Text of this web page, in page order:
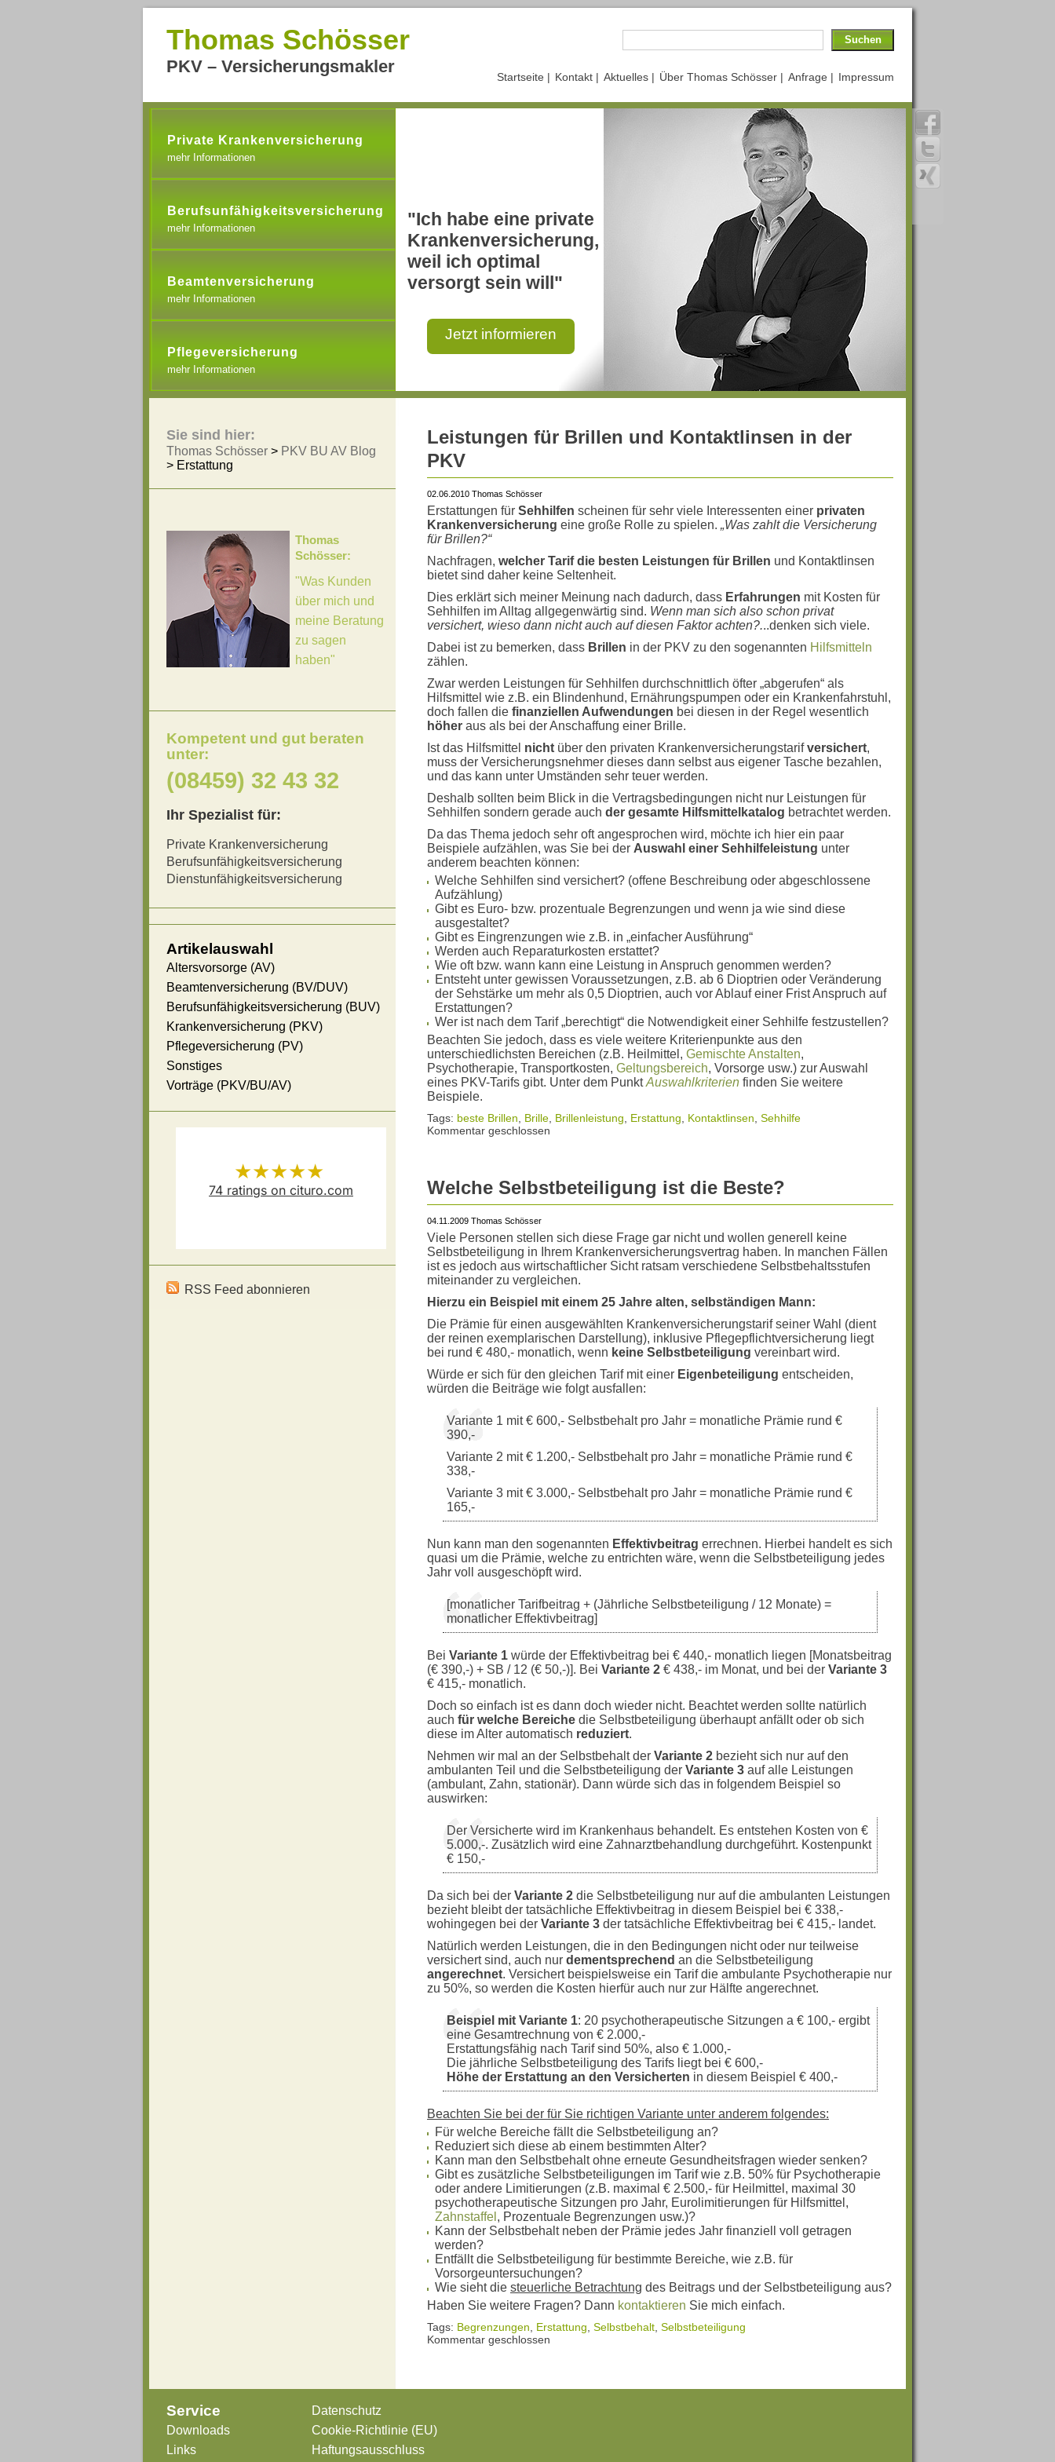
Thomas Schösser
PKV – Versicherungsmakler
Impressum
Anfrage |
Über Thomas Schösser |
Aktuelles |
Kontakt |
Startseite |
Private Krankenversicherung
mehr Informationen
Berufsunfähigkeitsversicherung
mehr Informationen
Beamtenversicherung
mehr Informationen
Pflegeversicherung
mehr Informationen
"Ich habe eine private
Krankenversicherung,
weil ich optimal
versorgt sein will"
Jetzt informieren
Leistungen für Brillen und Kontaktlinsen in der
PKV
02.06.2010 Thomas Schösser
Erstattungen für Sehhilfen scheinen für sehr viele Interessenten einer privaten
Krankenversicherung eine große Rolle zu spielen. „Was zahlt die Versicherung
für Brillen?“
Nachfragen, welcher Tarif die besten Leistungen für Brillen und Kontaktlinsen
bietet sind daher keine Seltenheit.
Dies erklärt sich meiner Meinung nach dadurch, dass Erfahrungen mit Kosten für
Sehhilfen im Alltag allgegenwärtig sind. Wenn man sich also schon privat
versichert, wieso dann nicht auch auf diesen Faktor achten?...denken sich viele.
Dabei ist zu bemerken, dass Brillen in der PKV zu den sogenannten Hilfsmitteln
zählen.
Zwar werden Leistungen für Sehhilfen durchschnittlich öfter „abgerufen“ als
Hilfsmittel wie z.B. ein Blindenhund, Ernährungspumpen oder ein Krankenfahrstuhl,
doch fallen die finanziellen Aufwendungen bei diesen in der Regel wesentlich
höher aus als bei der Anschaffung einer Brille.
Ist das Hilfsmittel nicht über den privaten Krankenversicherungstarifversichert,
muss der Versicherungsnehmer dieses dann selbst aus eigener Tasche bezahlen,
und das kann unter Umständen sehr teuer werden.
Deshalb sollten beim Blick in die Vertragsbedingungen nicht nur Leistungen für
Sehhilfen sondern gerade auch der gesamte Hilfsmittelkatalog betrachtet werden.
Da das Thema jedoch sehr oft angesprochen wird, möchte ich hier ein paar
Beispiele aufzählen, was Sie bei der Auswahl einer Sehhilfeleistung unter
anderem beachten können:
Welche Sehhilfen sind versichert? (offene Beschreibung oder abgeschlossene
Aufzählung)
Gibt es Euro- bzw. prozentuale Begrenzungen und wenn ja wie sind diese
ausgestaltet?
Gibt es Eingrenzungen wie z.B. in „einfacher Ausführung“
Werden auch Reparaturkosten erstattet?
Wie oft bzw. wann kann eine Leistung in Anspruch genommen werden?
Entsteht unter gewissen Voraussetzungen, z.B. ab 6 Dioptrien oder Veränderung
der Sehstärke um mehr als 0,5 Dioptrien, auch vor Ablauf einer Frist Anspruch auf
Erstattungen?
Wer ist nach dem Tarif „berechtigt“ die Notwendigkeit einer Sehhilfe festzustellen?
Beachten Sie jedoch, dass es viele weitere Kriterienpunkte aus den
unterschiedlichsten Bereichen (z.B. Heilmittel, Gemischte Anstalten,
Psychotherapie, Transportkosten, Geltungsbereich, Vorsorge usw.) zur Auswahl
eines PKV-Tarifs gibt. Unter dem PunktAuswahlkriterien finden Sie weitere
Beispiele.
Tags: beste Brillen Brille Brillenleistung Erstattung Kontaktlinsen Sehhilfe
Kommentar geschlossen
Welche Selbstbeteiligung ist die Beste?
04.11.2009 Thomas Schösser
Viele Personen stellen sich diese Frage gar nicht und wollen generell keine
Selbstbeteiligung in Ihrem Krankenversicherungsvertrag haben. In manchen Fällen
ist es jedoch aus wirtschaftlicher Sicht ratsam verschiedene Selbstbehaltsstufen
miteinander zu vergleichen.
Hierzu ein Beispiel mit einem 25 Jahre alten, selbständigen Mann:
Die Prämie für einen ausgewählten Krankenversicherungstarif seiner Wahl (dient
der reinen exemplarischen Darstellung), inklusive Pflegepflichtversicherung liegt
bei rund € 480,- monatlich, wenn keine Selbstbeteiligung vereinbart wird.
Würde er sich für den gleichen Tarif mit einer Eigenbeteiligung entscheiden,
würden die Beiträge wie folgt ausfallen:
Variante 1 mit € 600,- Selbstbehalt pro Jahr = monatliche Prämie rund €
390,-
Variante 2 mit € 1.200,- Selbstbehalt pro Jahr = monatliche Prämie rund €
338,-
Variante 3 mit € 3.000,- Selbstbehalt pro Jahr = monatliche Prämie rund €
165,-
Nun kann man den sogenannten Effektivbeitrag errechnen. Hierbei handelt es sich
quasi um die Prämie, welche zu entrichten wäre, wenn die Selbstbeteiligung jedes
Jahr voll ausgeschöpft wird.
[monatlicher Tarifbeitrag + (Jährliche Selbstbeteiligung / 12 Monate) =
monatlicher Effektivbeitrag]
Bei Variante 1 würde der Effektivbeitrag bei € 440,- monatlich liegen [Monatsbeitrag
(€ 390,-) + SB / 12 (€ 50,-)]. Bei Variante 2 € 438,- im Monat, und bei der Variante 3
€ 415,- monatlich.
Doch so einfach ist es dann doch wieder nicht. Beachtet werden sollte natürlich
auch für welche Bereiche die Selbstbeteiligung überhaupt anfällt oder ob sich
diese im Alter automatisch reduziert.
Nehmen wir mal an der Selbstbehalt der Variante 2 bezieht sich nur auf den
ambulanten Teil und die Selbstbeteiligung der Variante 3 auf alle Leistungen
(ambulant, Zahn, stationär). Dann würde sich das in folgendem Beispiel so
auswirken:
Der Versicherte wird im Krankenhaus behandelt. Es entstehen Kosten von €
5.000,-. Zusätzlich wird eine Zahnarztbehandlung durchgeführt. Kostenpunkt
€ 150,-
Da sich bei der Variante 2 die Selbstbeteiligung nur auf die ambulanten Leistungen
bezieht bleibt der tatsächliche Effektivbeitrag in diesem Beispiel bei € 338,-
wohingegen bei der Variante 3 der tatsächliche Effektivbeitrag bei € 415,- landet.
Natürlich werden Leistungen, die in den Bedingungen nicht oder nur teilweise
versichert sind, auch nur dementsprechend an die Selbstbeteiligung
angerechnet. Versichert beispielsweise ein Tarif die ambulante Psychotherapie nur
zu 50%, so werden die Kosten hierfür auch nur zur Hälfte angerechnet.
Beispiel mit Variante 1: 20 psychotherapeutische Sitzungen a € 100,- ergibt
eine Gesamtrechnung von € 2.000,-
Erstattungsfähig nach Tarif sind 50%, also € 1.000,-
Die jährliche Selbstbeteiligung des Tarifs liegt bei € 600,-
Höhe der Erstattung an den Versicherten in diesem Beispiel € 400,-
Beachten Sie bei der für Sie richtigen Variante unter anderem folgendes:
Für welche Bereiche fällt die Selbstbeteiligung an?
Reduziert sich diese ab einem bestimmten Alter?
Kann man den Selbstbehalt ohne erneute Gesundheitsfragen wieder senken?
Gibt es zusätzliche Selbstbeteiligungen im Tarif wie z.B. 50% für Psychotherapie
oder andere Limitierungen (z.B. maximal € 2.500,- für Heilmittel, maximal 30
psychotherapeutische Sitzungen pro Jahr, Eurolimitierungen für Hilfsmittel,
Zahnstaffel , Prozentuale Begrenzungen usw.)?
Kann der Selbstbehalt neben der Prämie jedes Jahr finanziell voll getragen
werden?
Entfällt die Selbstbeteiligung für bestimmte Bereiche, wie z.B. für
Vorsorgeuntersuchungen?
Wie sieht die steuerliche Betrachtung des Beitrags und der Selbstbeteiligung aus?
Haben Sie weitere Fragen? Dann kontaktieren Sie mich einfach.
Tags: Begrenzungen Erstattung Selbstbehalt Selbstbeteiligung
Kommentar geschlossen
Sie sind hier:
Thomas Schösser > PKV BU AV Blog
> Erstattung
Thomas
Schösser:
"Was Kunden
über mich und
meine Beratung
zu sagen
haben"
Kompetent und gut beraten
unter:
(08459) 32 43 32
Ihr Spezialist für:
Private Krankenversicherung
Berufsunfähigkeitsversicherung
Dienstunfähigkeitsversicherung
Artikelauswahl
Altersvorsorge (AV)
Beamtenversicherung (BV/DUV)
Berufsunfähigkeitsversicherung (BUV)
Krankenversicherung (PKV)
Pflegeversicherung (PV)
Sonstiges
Vorträge (PKV/BU/AV)
Schösserhas
★★★★★
74 ratings on cituro.com
RSS Feed abonnieren
Service
Downloads
Links
Datenschutz
Cookie-Richtlinie (EU)
Haftungsausschluss